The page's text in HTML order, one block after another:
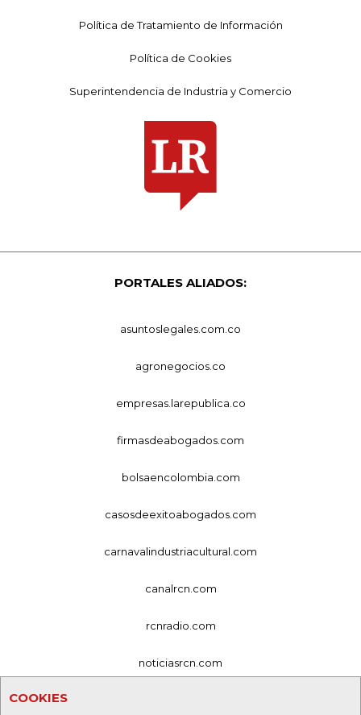
COOKIES
Política de Tratamiento de Información
Política de Cookies
Superintendencia de Industria y Comercio
PORTALES ALIADOS:
asuntoslegales.com.co
agronegocios.co
empresas.larepublica.co
firmasdeabogados.com
bolsaencolombia.com
casosdeexitoabogados.com
carnavalindustriacultural.com
canalrcn.com
rcnradio.com
noticiasrcn.com